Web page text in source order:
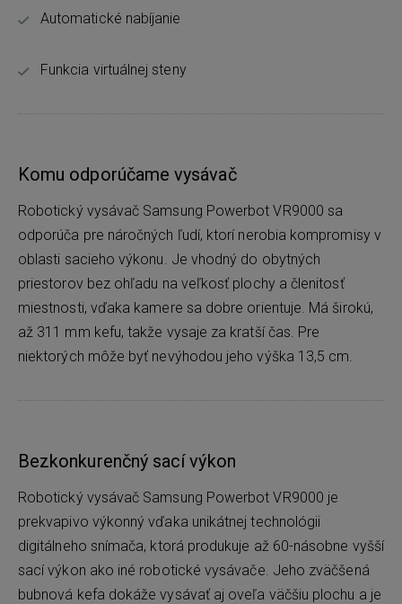
Automatické nabíjanie
Funkcia virtuálnej steny
Komu odporúčame vysávač
Robotický vysávač Samsung Powerbot VR9000 sa
odporúča pre náročných ľudí, ktorí nerobia kompromisy v
oblasti sacieho výkonu. Je vhodný do obytných
priestorov bez ohľadu na veľkosť plochy a členitosť
miestnosti, vďaka kamere sa dobre orientuje. Má širokú,
až 311 mm kefu, takže vysaje za kratší čas. Pre
niektorých môže byť nevýhodou jeho výška 13,5 cm.
Bezkonkurenčný sací výkon
Robotický vysávač Samsung Powerbot VR9000 je
prekvapivo výkonný vďaka unikátnej technológii
digitálneho snímača, ktorá produkuje až 60-násobne vyšší
sací výkon ako iné robotické vysávače. Jeho zväčšená
bubnová kefa dokáže vysávať aj oveľa väčšiu plochu a je